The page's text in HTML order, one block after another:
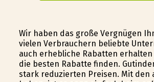
Wir haben das große Vergnügen
vielen Verbrauchern beliebte
auch erhebliche Rabatten erhalten
die besten Rabatte finden.
stark reduzierten Preisen. Mit den